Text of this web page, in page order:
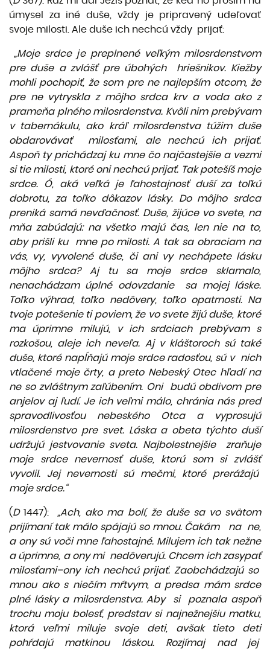
úmysel za iné duše, vždy je pripravený udeľovať
svoje milosti. Ale duše ich nechcú vždy prijať:
„Moje srdce je preplnené veľkým milosrdenstvom
pre duše a zvlášť pre úbohých hriešnikov. Kiežby
mohli pochopiť, že som pre ne najlepším otcom, že
pre ne vytryskla z môjho srdca krv a voda ako z
prameňa plného milosrdenstva. Kvôli nim prebývam
v tabernákulu, ako kráľ milosrdenstva túžim duše
obdarovávať milosťami, ale nechcú ich prijať.
Aspoň ty prichádzaj ku mne čo najčastejšie a vezmi
si tie milosti, ktoré oni nechcú prijať. Tak potešíš moje
srdce. Ó, aká veľká je ľahostajnosť duší za toľkú
dobrotu, za toľko dôkazov lásky. Do môjho srdca
preniká samá nevďačnosť. Duše, žijúce vo svete, na
mňa zabúdajú: na všetko majú čas, len nie na to,
aby prišli ku
mne po milosti. A tak sa obraciam na
vás, vy, vyvolené duše, či ani vy nechápete lásku
môjho srdca? Aj tu sa moje srdce sklamalo,
nenachádzam úplné odovzdanie
sa mojej láske.
Toľko výhrad, toľko nedôvery, toľko opatrnosti. Na
tvoje potešenie ti poviem, že vo svete žijú duše, ktoré
ma úprimne milujú, v ich srdciach prebývam s
rozkošou, aleje ich neveľa. Aj v kláštoroch sú také
duše, ktoré napĺňajú moje srdce radosťou, sú v nich
vtlačené moje črty, a preto Nebeský Otec hľadí na
ne so zvláštnym zaľúbením. Oni budú obdivom pre
anjelov aj ľudí. Je ich veľmi málo, chránia nás pred
spravodlivosťou nebeského
Otca a vyprosujú
milosrdenstvo pre svet. Láska a obeta týchto duší
udržujú jestvovanie sveta. Najbolestnejšie zraňuje
moje srdce nevernosť duše,
ktorú som si zvlášť
vyvolil. Jej nevernosti sú mečmi, ktoré prerážajú
moje srdce.“
( D1447):
„Ach, ako ma bolí, že duše sa vo svätom
prijímaní tak málo spájajú so mnou. Čakám na ne,
a ony sú voči mne ľahostajné. Milujem ich tak nežne
a úprimne, a ony mi nedôverujú. Chcem ich zasypať
milosťami–ony ich nechcú prijať. Zaobchádzajú so
mnou ako s niečím mŕtvym, a predsa mám srdce
plné lásky a milosrdenstva. Aby si poznala aspoň
trochu moju bolesť, predstav si najnežnejšiu matku,
ktorá veľmi miluje svoje deti, avšak tieto deti
pohŕdajú matkinou láskou. Rozjímaj nad jej